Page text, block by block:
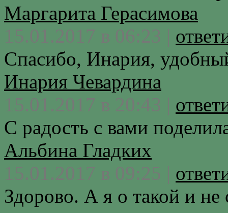
Маргарита Герасимова
15.01.2017 в 06:23 |
Спасибо, Инария,
Инария Чевардина
15.01.2017 в 20:43 |
С радость с вами
Альбина Гладких
15.01.2017 в 09:25 |
Здорово. А я о такой и